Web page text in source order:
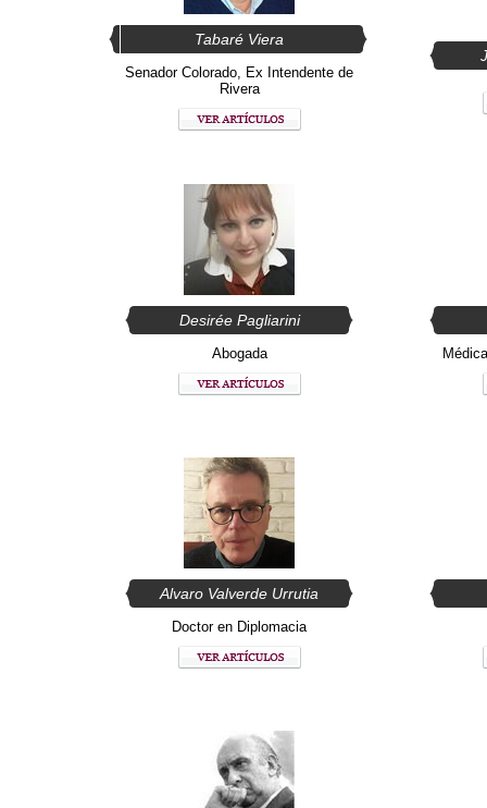
Tabaré Viera
Senador Colorado, Ex Intendente de
Rivera
Desirée Pagliarini
Abogada
Alvaro Valverde Urrutia
Doctor en Diplomacia